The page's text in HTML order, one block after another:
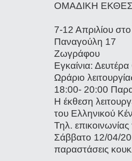
ΟΜΑΔΙΚΗ
7-12 Απριλίου
Παναγούλη 17
Εγκαίνια:
Ωράριο
18:00- 20:00
Η έκθεση
του Ελληνικού
Τηλ.
Σάββατο 12/04/
παραστάσεις